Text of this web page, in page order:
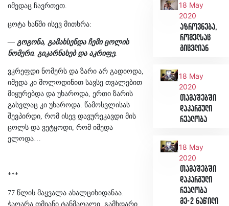
იმედაც ჩავრთეთ.
ცოტა ხანში ისევ მითხრა:
— გოგონა, გამახსენდა ჩემი ცოლის
ნომერი. გიკარნახებ და აკრიფე.
ვკრეფდი ნომერს და ზარი არ გადიოდა,
იმედა კი მოლოდინით სავსე თვალებით
მიყურებდა და უხაროდა, ერთი ზარის
გასვლაც კი უხაროდა. წამოსვლისას
შევპირდი, რომ ისევ დავურეკავდი მის
ცოლს და ვეტყოდი, რომ იმედა
ელოდა…
***
77 წლის მაყვალა ახალციხიდანაა.
ჭაღარა თმიანი ტანმაღალი, გამხდარი
18 May
2020
აზროვნება,
რომელსაც
გიცვლიან
18 May
2020
თამაშებში
დაკარგული
რეალობა
18 May
2020
თამაშებში
დაკარგული
რეალობა
მე-2 ნაწილი